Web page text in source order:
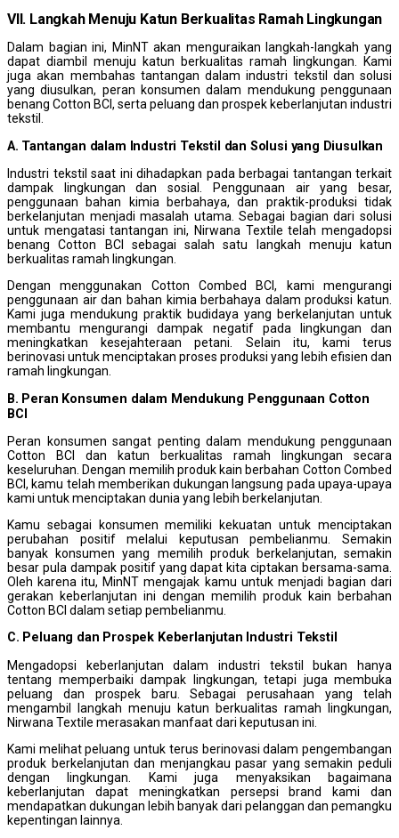
VII. Langkah Menuju Katun Berkualitas Ramah Lingkungan
Dalam bagian ini, MinNT akan menguraikan langkah-langkah yang
dapat diambil menuju katun berkualitas ramah lingkungan. Kami
juga akan membahas tantangan dalam industri tekstil dan solusi
yang diusulkan, peran konsumen dalam mendukung penggunaan
benang Cotton BCI, serta peluang dan prospek keberlanjutan industri
tekstil.
A. Tantangan dalam Industri Tekstil dan Solusi yang Diusulkan
Industri tekstil saat ini dihadapkan pada berbagai tantangan terkait
dampak lingkungan dan sosial. Penggunaan air yang besar,
penggunaan bahan kimia berbahaya, dan praktik-produksi tidak
berkelanjutan menjadi masalah utama. Sebagai bagian dari solusi
untuk mengatasi tantangan ini, Nirwana Textile telah mengadopsi
benang Cotton BCI sebagai salah satu langkah menuju katun
berkualitas ramah lingkungan.
Dengan menggunakan Cotton Combed BCI, kami mengurangi
penggunaan air dan bahan kimia berbahaya dalam produksi katun.
Kami juga mendukung praktik budidaya yang berkelanjutan untuk
membantu mengurangi dampak negatif pada lingkungan dan
meningkatkan kesejahteraan petani. Selain itu, kami terus
berinovasi untuk menciptakan proses produksi yang lebih efisien dan
ramah lingkungan.
B. Peran Konsumen dalam Mendukung Penggunaan Cotton
BCI
Peran konsumen sangat penting dalam mendukung penggunaan
Cotton BCI dan katun berkualitas ramah lingkungan secara
keseluruhan. Dengan memilih produk kain berbahan Cotton Combed
BCI, kamu telah memberikan dukungan langsung pada upaya-upaya
kami untuk menciptakan dunia yang lebih berkelanjutan.
Kamu sebagai konsumen memiliki kekuatan untuk menciptakan
perubahan positif melalui keputusan pembelianmu. Semakin
banyak konsumen yang memilih produk berkelanjutan, semakin
besar pula dampak positif yang dapat kita ciptakan bersama-sama.
Oleh karena itu, MinNT mengajak kamu untuk menjadi bagian dari
gerakan keberlanjutan ini dengan memilih produk kain berbahan
Cotton BCI dalam setiap pembelianmu.
C. Peluang dan Prospek Keberlanjutan Industri Tekstil
Mengadopsi keberlanjutan dalam industri tekstil bukan hanya
tentang memperbaiki dampak lingkungan, tetapi juga membuka
peluang dan prospek baru. Sebagai perusahaan yang telah
mengambil langkah menuju katun berkualitas ramah lingkungan,
Nirwana Textile merasakan manfaat dari keputusan ini.
Kami melihat peluang untuk terus berinovasi dalam pengembangan
produk berkelanjutan dan menjangkau pasar yang semakin peduli
dengan lingkungan. Kami juga menyaksikan bagaimana
keberlanjutan dapat meningkatkan persepsi brand kami dan
mendapatkan dukungan lebih banyak dari pelanggan dan pemangku
kepentingan lainnya.